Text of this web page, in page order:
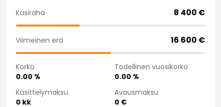
Saka Select
Yritys
Saka Finland Oy
Hallinto
Ostotiimi
Yhteydenotto
Rekrytointi
Käsiraha 8 400 €
Viimeinen erä 16 600 €
Korko
0.00 %
Todellinen vuosikorko
0.00 %
Käsittelymaksu
0 kk
Avausmaksu
0 €